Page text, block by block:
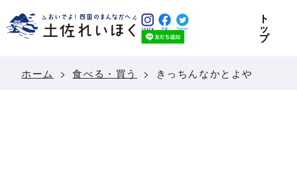
ト
ッ
プ
ホーム 食べる・買う きっちんなかとよや